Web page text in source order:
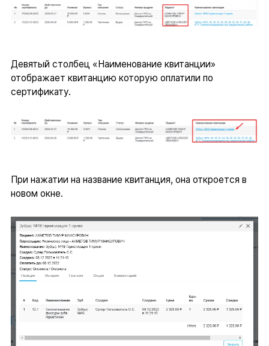
Девятый столбец «Наименование квитанции»
отображает квитанцию которую оплатили по
сертификату.
При нажатии на название квитанция, она откроется в
новом окне.